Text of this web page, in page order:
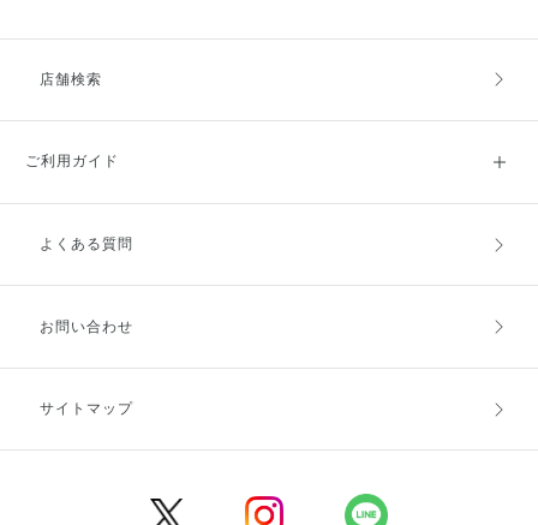
店舗検索
ご利用ガイド
ご利用ガイドトップ
お支払方法
キャンセル・返品・交換
よくある質問
お問い合わせ
サイトマップ